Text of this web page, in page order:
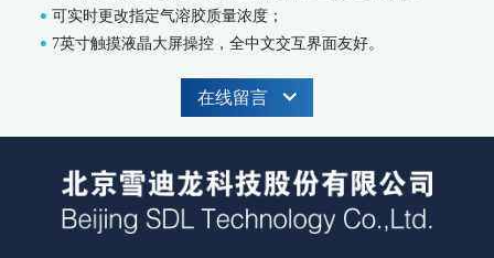
智能环境综合监控平台
区县智慧环保平台
SCS-900M-船舶碳排放在线计量监测系统
温室气体监测系统
可实时更改指定气溶胶质量浓度；
7英寸触摸液晶大屏操控，全中文交互界面友好。
在线留言